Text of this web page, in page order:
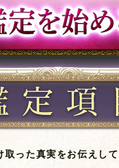
取った真実をお伝えし